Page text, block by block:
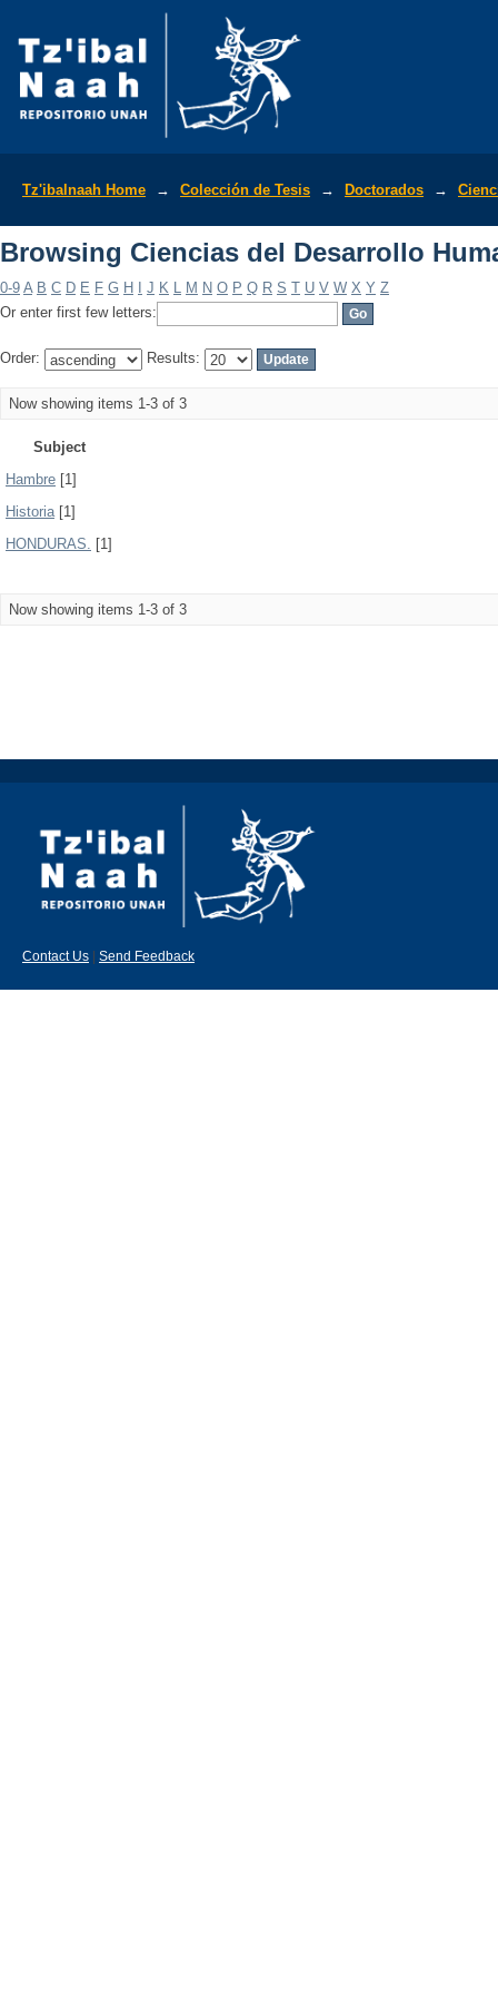
Tz'ibalnaah Home → Colección de Tesis → Doctorados →
Browsing Ciencias del Desarrollo
0-9 A B C D E F G H J K L M N O P Q R S T U V W X Y Z
Or enter first few letters:
Order: Results:
Now showing items 1-3 of 3
Subject
Hambre [1]
Historia[1]
HONDURAS. [1]
Now showing items 1-3 of 3
Contact Us Send Feedback